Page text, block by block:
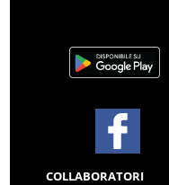
COLLABORATORI